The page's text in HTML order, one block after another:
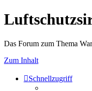
Das Forum zum Thema
Zum Inhalt
Schnellzugriff